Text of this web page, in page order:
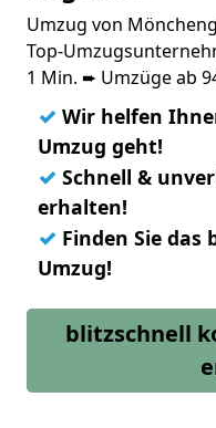
Umzug von
Top-
1 Min. ➨ Umzüge ab
✓ Wir helfen
Umzug geht!
✓ Schnell &
erhalten!
✓ Finden Sie
Umzug!
blitzschnell